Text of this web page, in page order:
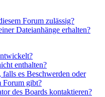
Forum zulässig?
Dateianhänge erhalten?
enthalten?
es Beschwerden oder
Forum gibt?
des Boards kontaktieren?